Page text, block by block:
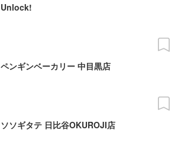
Unlock!
ペンギンベーカリー 中目黒店
ソソギタテ 日比谷OKUROJI店